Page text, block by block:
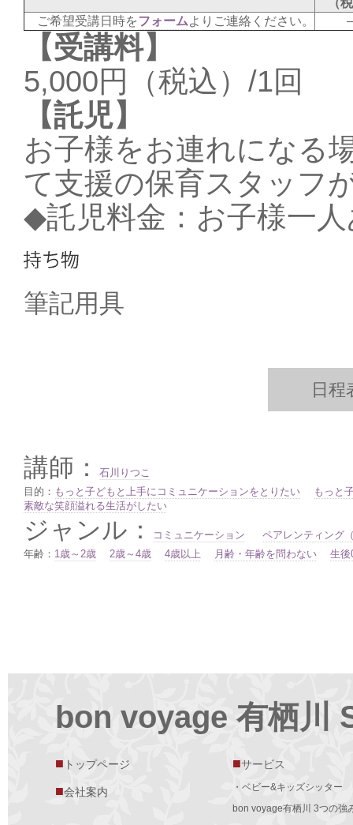
（
ご希望受講日時をフォームよりご連絡ください。
【受講料】
5,000円（税込）/1回
【託児】
お子様をお連れになる
て支援の保育スタッフ
◆託児料金：お子様一
筆記用具
日程
講師：
石川りつこ
目的： もっと子どもと上手にコミュニケーションをとりたい
もっと
素敵な笑顔溢れる生活がしたい
ジャンル： コミュニケーション
ペアレンティング
年齢： 1歳～2歳 2歳～4歳 4歳以上 月齢・年齢を問わない 生後
bon voyage 有栖川
■ トップページ
■会社案内
■サービス
・ベビー&キッズシッター
bon voyage有栖川 3つの強